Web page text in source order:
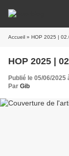
Accueil » HOP 2025 |
HOP 2025 |
Publié le 05/06/2025
Par Gib